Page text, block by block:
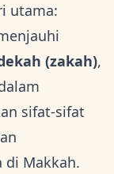
utama:
(zakah),
sifat-sifat
di Makkah.